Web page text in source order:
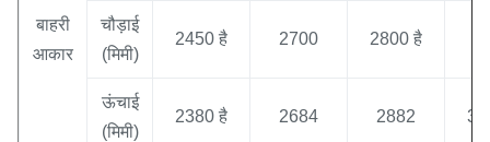
बाहरी
आकार
चौड़ाई
(मिमी)
2450 है 2700 2800 है
ऊंचाई
(मिमी)
2380 है 2684 2882